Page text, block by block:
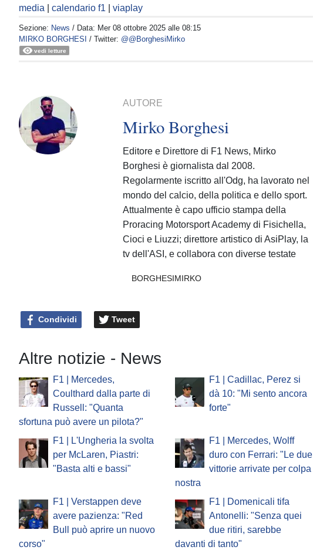
media |calendario f1 |viaplay
Sezione: News / Data: Mer 08 ottobre 2025 alle 08:15
MIRKO BORGHESI
/ Twitter: @@BorghesiMirko
vedi letture
AUTORE
Mirko Borghesi
Editore e Direttore di F1 News, Mirko
Borghesi è giornalista dal 2008.
Regolarmente iscritto all'Odg, ha lavorato nel
mondo del calcio, della politica e dello sport.
Attualmente è capo ufficio stampa della
Proracing Motorsport Academy di Fisichella,
Cioci e Liuzzi; direttore artistico di AsiPlay, la
tv dell'ASI, e collabora con diverse testate
BORGHESIMIRKO
Condividi Tweet
Altre notizie - News
F1 | Mercedes,
Coulthard dalla parte di
Russell: "Quanta
sfortuna può avere un pilota?"
F1 | Cadillac, Perez si
dà 10: "Mi sento ancora
forte"
F1 | L'Ungheria la svolta
per McLaren, Piastri:
"Basta alti e bassi"
F1 | Mercedes, Wolff
duro con Ferrari: "Le due
vittorie arrivate per colpa
nostra
F1 | Verstappen deve
avere pazienza: "Red
Bull può aprire un nuovo
corso"
F1 | Domenicali tifa
Antonelli: "Senza quei
due ritiri, sarebbe
davanti di tanto"